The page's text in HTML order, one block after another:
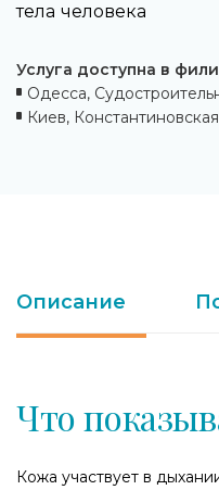
тела человека
Услуга доступна в
Одесса,
Киев,
Описание
Что
Кожа участвует в